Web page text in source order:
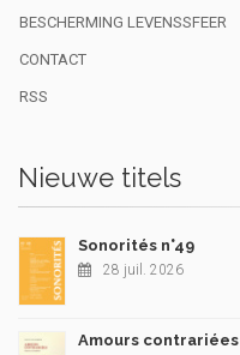
BESCHERMING LEVENSSFEER
CONTACT
RSS
Nieuwe titels
Sonorités n°49
28 juil. 2026
Amours contrariées